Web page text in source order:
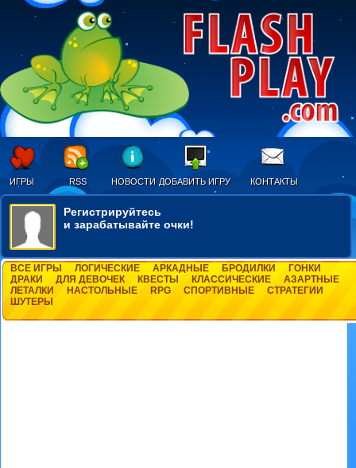
ИГРЫ RSS НОВОСТИ ДОБАВИТЬ ИГРУ КОНТАКТЫ
Регистрируйтесь
и зарабатывайте очки!
ВСЕ ИГРЫ ЛОГИЧЕСКИЕ АРКАДНЫЕ БРОДИЛКИ
ГОНКИ
ДРАКИ
ДЛЯ ДЕВОЧЕК КВЕСТЫ КЛАССИЧЕСКИЕ
АЗАРТНЫЕ
ЛЕТАЛКИ
НАСТОЛЬНЫЕ RPG СПОРТИВНЫЕ
СТРАТЕГИИ
ШУТЕРЫ